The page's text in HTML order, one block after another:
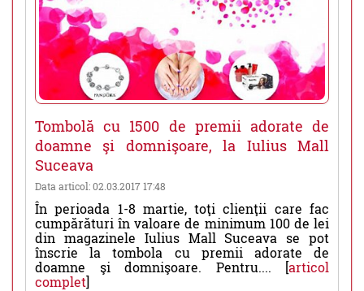
Tombolă cu 1500 de premii adorate de
doamne şi domnişoare, la Iulius Mall
Suceava
Data articol: 02.03.2017 17:48
În perioada 1-8 martie, toţi clienţii care fac
cumpărături în valoare de minimum 100 de lei
din magazinele Iulius Mall Suceava se pot
înscrie la tombola cu premii adorate de
doamne şi domnişoare. Pentru.... [articol
complet]